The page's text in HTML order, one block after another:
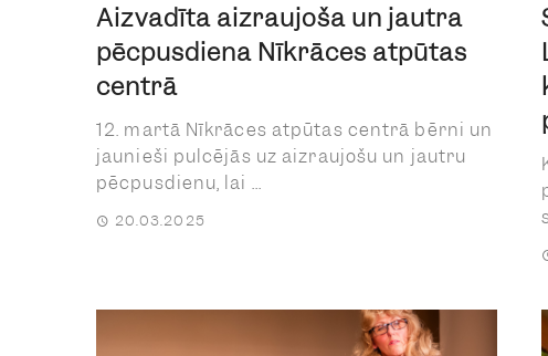
Aizvadīta aizraujoša un jautra
pēcpusdiena Nīkrāces atpūtas
centrā
12. martā Nīkrāces atpūtas centrā bērni un
jaunieši pulcējās uz aizraujošu un jautru
pēcpusdienu, lai ...
20.03.2025